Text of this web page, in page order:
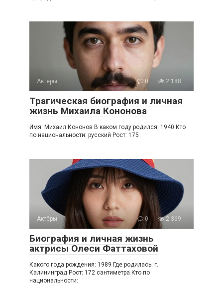
Актёры 0 2 188
Трагическая биография и личная
жизнь Михаила Кононова
Имя: Михаил Кононов В каком году родился: 1940 Кто
по национальности: русский Рост: 175
Актёры 0 2 369
Биография и личная жизнь
актрисы Олеси Фаттаховой
Какого года рождения: 1989 Где родилась: г.
Калининград Рост: 172 сантиметра Кто по
национальности: